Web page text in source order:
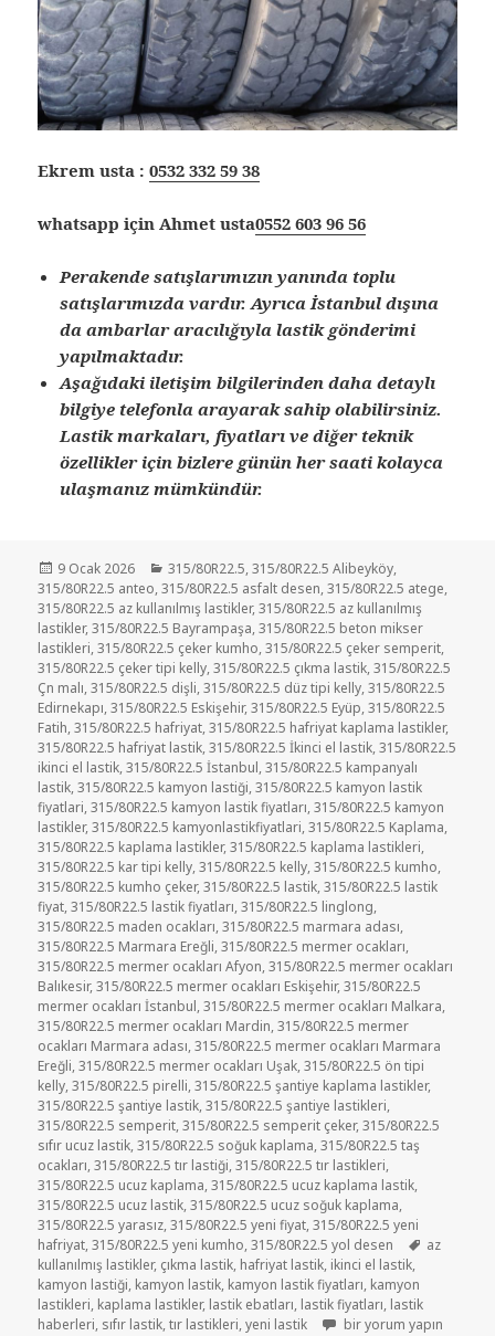
Ekrem usta :0532 332 59 38
whatsapp için Ahmet usta0552 603 96 56
Perakende satışlarımızın yanında toplu
satışlarımızda vardır. Ayrıca İstanbul dışına
da ambarlar aracılığıyla lastik gönderimi
yapılmaktadır.
Aşağıdaki iletişim bilgilerinden daha detaylı
bilgiye telefonla arayarak sahip olabilirsiniz.
Lastik markaları, fiyatları ve diğer teknik
özellikler için bizlere günün her saati kolayca
ulaşmanız mümkündür.
Yayın
tarihi
9 Ocak 2026 Kategoriler
315/80R22.5,315/80R22.5 Alibeyköy,
315/80R22.5 anteo,315/80R22.5 asfalt desen,315/80R22.5 atege,
315/80R22.5 az kullanılmış lastikler,315/80R22.5 az kullanılmış
lastikler,315/80R22.5 Bayrampaşa,315/80R22.5 beton mikser
lastikleri,315/80R22.5 çeker kumho,315/80R22.5 çeker semperit,
315/80R22.5 çeker tipi kelly,315/80R22.5 çıkma lastik,315/80R22.5
Çn malı,315/80R22.5 dişli,315/80R22.5 düz tipi kelly,315/80R22.5
Edirnekapı,315/80R22.5 Eskişehir,315/80R22.5 Eyüp,315/80R22.5
Fatih,315/80R22.5 hafriyat,315/80R22.5 hafriyat kaplama lastikler,
315/80R22.5 hafriyat lastik,315/80R22.5 İkinci el lastik,315/80R22.5
ikinci el lastik,315/80R22.5 İstanbul,315/80R22.5 kampanyalı
lastik,315/80R22.5 kamyon lastiği,315/80R22.5 kamyon lastik
fiyatlari,315/80R22.5 kamyon lastik fiyatları,315/80R22.5 kamyon
lastikler,315/80R22.5 kamyonlastikfiyatlari,315/80R22.5 Kaplama,
315/80R22.5 kaplama lastikler,315/80R22.5 kaplama lastikleri,
315/80R22.5 kar tipi kelly,315/80R22.5 kelly,315/80R22.5 kumho,
315/80R22.5 kumho çeker,315/80R22.5 lastik,315/80R22.5 lastik
fiyat,315/80R22.5 lastik fiyatları,315/80R22.5 linglong,
315/80R22.5 maden ocakları,315/80R22.5 marmara adası,
315/80R22.5 Marmara Ereğli,315/80R22.5 mermer ocakları,
315/80R22.5 mermer ocakları Afyon,315/80R22.5 mermer ocakları
Balıkesir,315/80R22.5 mermer ocakları Eskişehir,315/80R22.5
mermer ocakları İstanbul,315/80R22.5 mermer ocakları Malkara,
315/80R22.5 mermer ocakları Mardin,315/80R22.5 mermer
ocakları Marmara adası,315/80R22.5 mermer ocakları Marmara
Ereğli,315/80R22.5 mermer ocakları Uşak,315/80R22.5 ön tipi
kelly,315/80R22.5 pirelli,315/80R22.5 şantiye kaplama lastikler,
315/80R22.5 şantiye lastik,315/80R22.5 şantiye lastikleri,
315/80R22.5 semperit,315/80R22.5 semperit çeker,315/80R22.5
sıfır ucuz lastik,315/80R22.5 soğuk kaplama,315/80R22.5 taş
ocakları,315/80R22.5 tır lastiği,315/80R22.5 tır lastikleri,
315/80R22.5 ucuz kaplama,315/80R22.5 ucuz kaplama lastik,
315/80R22.5 ucuz lastik,315/80R22.5 ucuz soğuk kaplama,
315/80R22.5 yarasız,315/80R22.5 yeni fiyat,315/80R22.5 yeni
hafriyat,315/80R22.5 yeni kumho,315/80R22.5 yol desen Etiketler
az
kullanılmış lastikler, çıkma lastik, hafriyat lastik, ikinci el lastik,
kamyon lastiği, kamyon lastik, kamyon lastik fiyatları, kamyon
lastikleri, kaplama lastikler, lastik ebatları, lastik fiyatları, lastik
haberleri, sıfır lastik,tır lastikleri,yeni lastik 315/80R22.5 İKİNCİ EL
bir yorum yapın